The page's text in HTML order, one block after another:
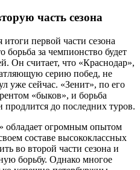
часть сезона
первой части сезона
за чемпионство будет
Он считает, что «Краснодар»,
серию побед, не
уже сейчас. «Зенит», по его
«быков», и борьба
до последних туров.
обладает огромным опытом
составе высококлассных
во второй части сезона и
борьбу. Однако многое